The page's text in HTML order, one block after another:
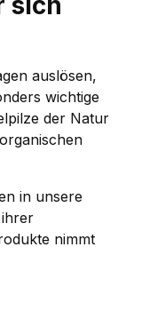
auslösen,
wichtige
der Natur
in unsere
nimmt